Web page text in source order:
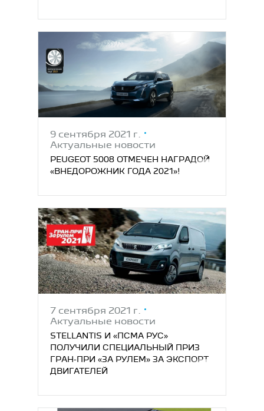
9 сентября 2021 г.
Актуальные новости
PEUGEOT 5008 ОТМЕЧЕН НАГРАДОЙ
«ВНЕДОРОЖНИК ГОДА 2021»!
7 сентября 2021 г.
Актуальные новости
STELLANTIS И «ПСМА РУС»
ПОЛУЧИЛИ СПЕЦИАЛЬНЫЙ ПРИЗ
ГРАН-ПРИ «ЗА РУЛЕМ» ЗА ЭКСПОРТ
ДВИГАТЕЛЕЙ